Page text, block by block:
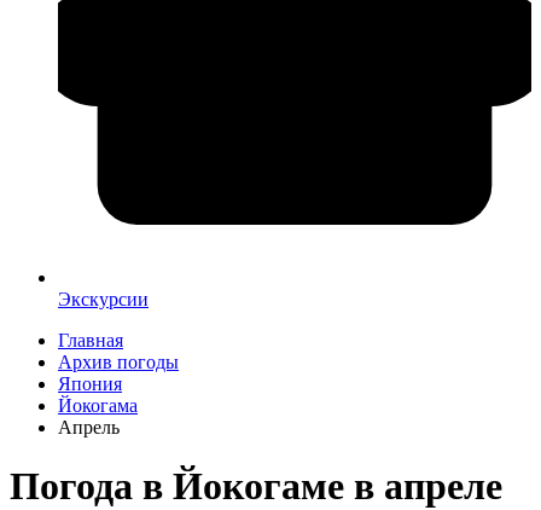
Экскурсии
Главная
Архив погоды
Япония
Йокогама
Апрель
Погода в Йокогаме в апреле